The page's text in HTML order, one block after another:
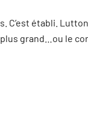
C’est établi.
grand…ou le